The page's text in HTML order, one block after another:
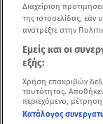
Διαχείριση
της ιστοσελίδας, εάν
ανατρέξτε στην
Εμείς και οι
εξής:
Χρήση επακριβών
ταυτότητας.
περιεχόμενο,
Κατάλογος